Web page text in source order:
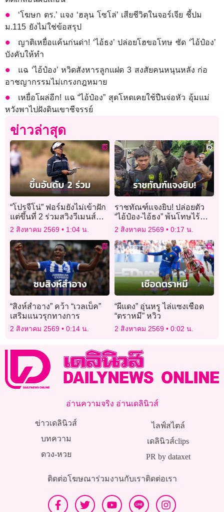
‘โฆษก ตร.’ แจง ‘ฮลุน โซโล่’ เสียชีวิตในจอร์เจีย ชี้ปม
ม.115 ยังไม่ใช่ข้อสรุป
ญาติเหยื่อแค้นก่นด่า! ‘ไอ้ธง’ ปล่อยโฮขอโทษ ซัด ‘ไอ้ป๋อง’
บังคับให้ทำ
แฉ ‘ไอ้ป๋อง’ หวิดสังหารลูกแฝด 3 สงสัยคนหนุนหลัง ก่อ
อาชญากรรมไม่เกรงกฎหมาย
เหยื่อโผล่อีก! แฉ “ไอ้ป๋อง” สุดโหดเคยใช้ปืนจ่อหัว อุ้มแม่
หวังพาไปฝังดินเขาชีจรรย์
ข่าวล่าสุด
“โปรจีโน่” ฟอร์มยังไม่เข้าฝัก
แต่ขึ้นที่ 2 ร่วมสวิงวีเมนส์
โอเพ่น
2 สิงหาคม 2569 1:04 น.
ราชทัณฑ์แจงยิบ! ปล่อยตัว
“ไอ้ป๋อง-ไอ้ธง” พ้นโทษไร้
สิทธิพิเศษ ใช้กฎหมาย JSOC
2 สิงหาคม 2569 0:17 น.
“สิงห์สำอาง” คว้า “เวลเบ็ค”
เสริมแนวรุกทางการ
2 สิงหาคม 2569 0:14 น.
“ผีแดง” อุ่นหรู ไล่แซงเชือด
“ตราหมี” หวิว
2 สิงหาคม 2569 0:02 น.
อ่านความจริง อ่านเดลินิวส์
ข่าวเดลินิวส์
บทความ
ดวง-หวย
ไลฟ์สไตล์
เดลินิวส์clips
PR by dataxet
ติดต่อโฆษณาร่วมงานกับเราติดต่อเรา